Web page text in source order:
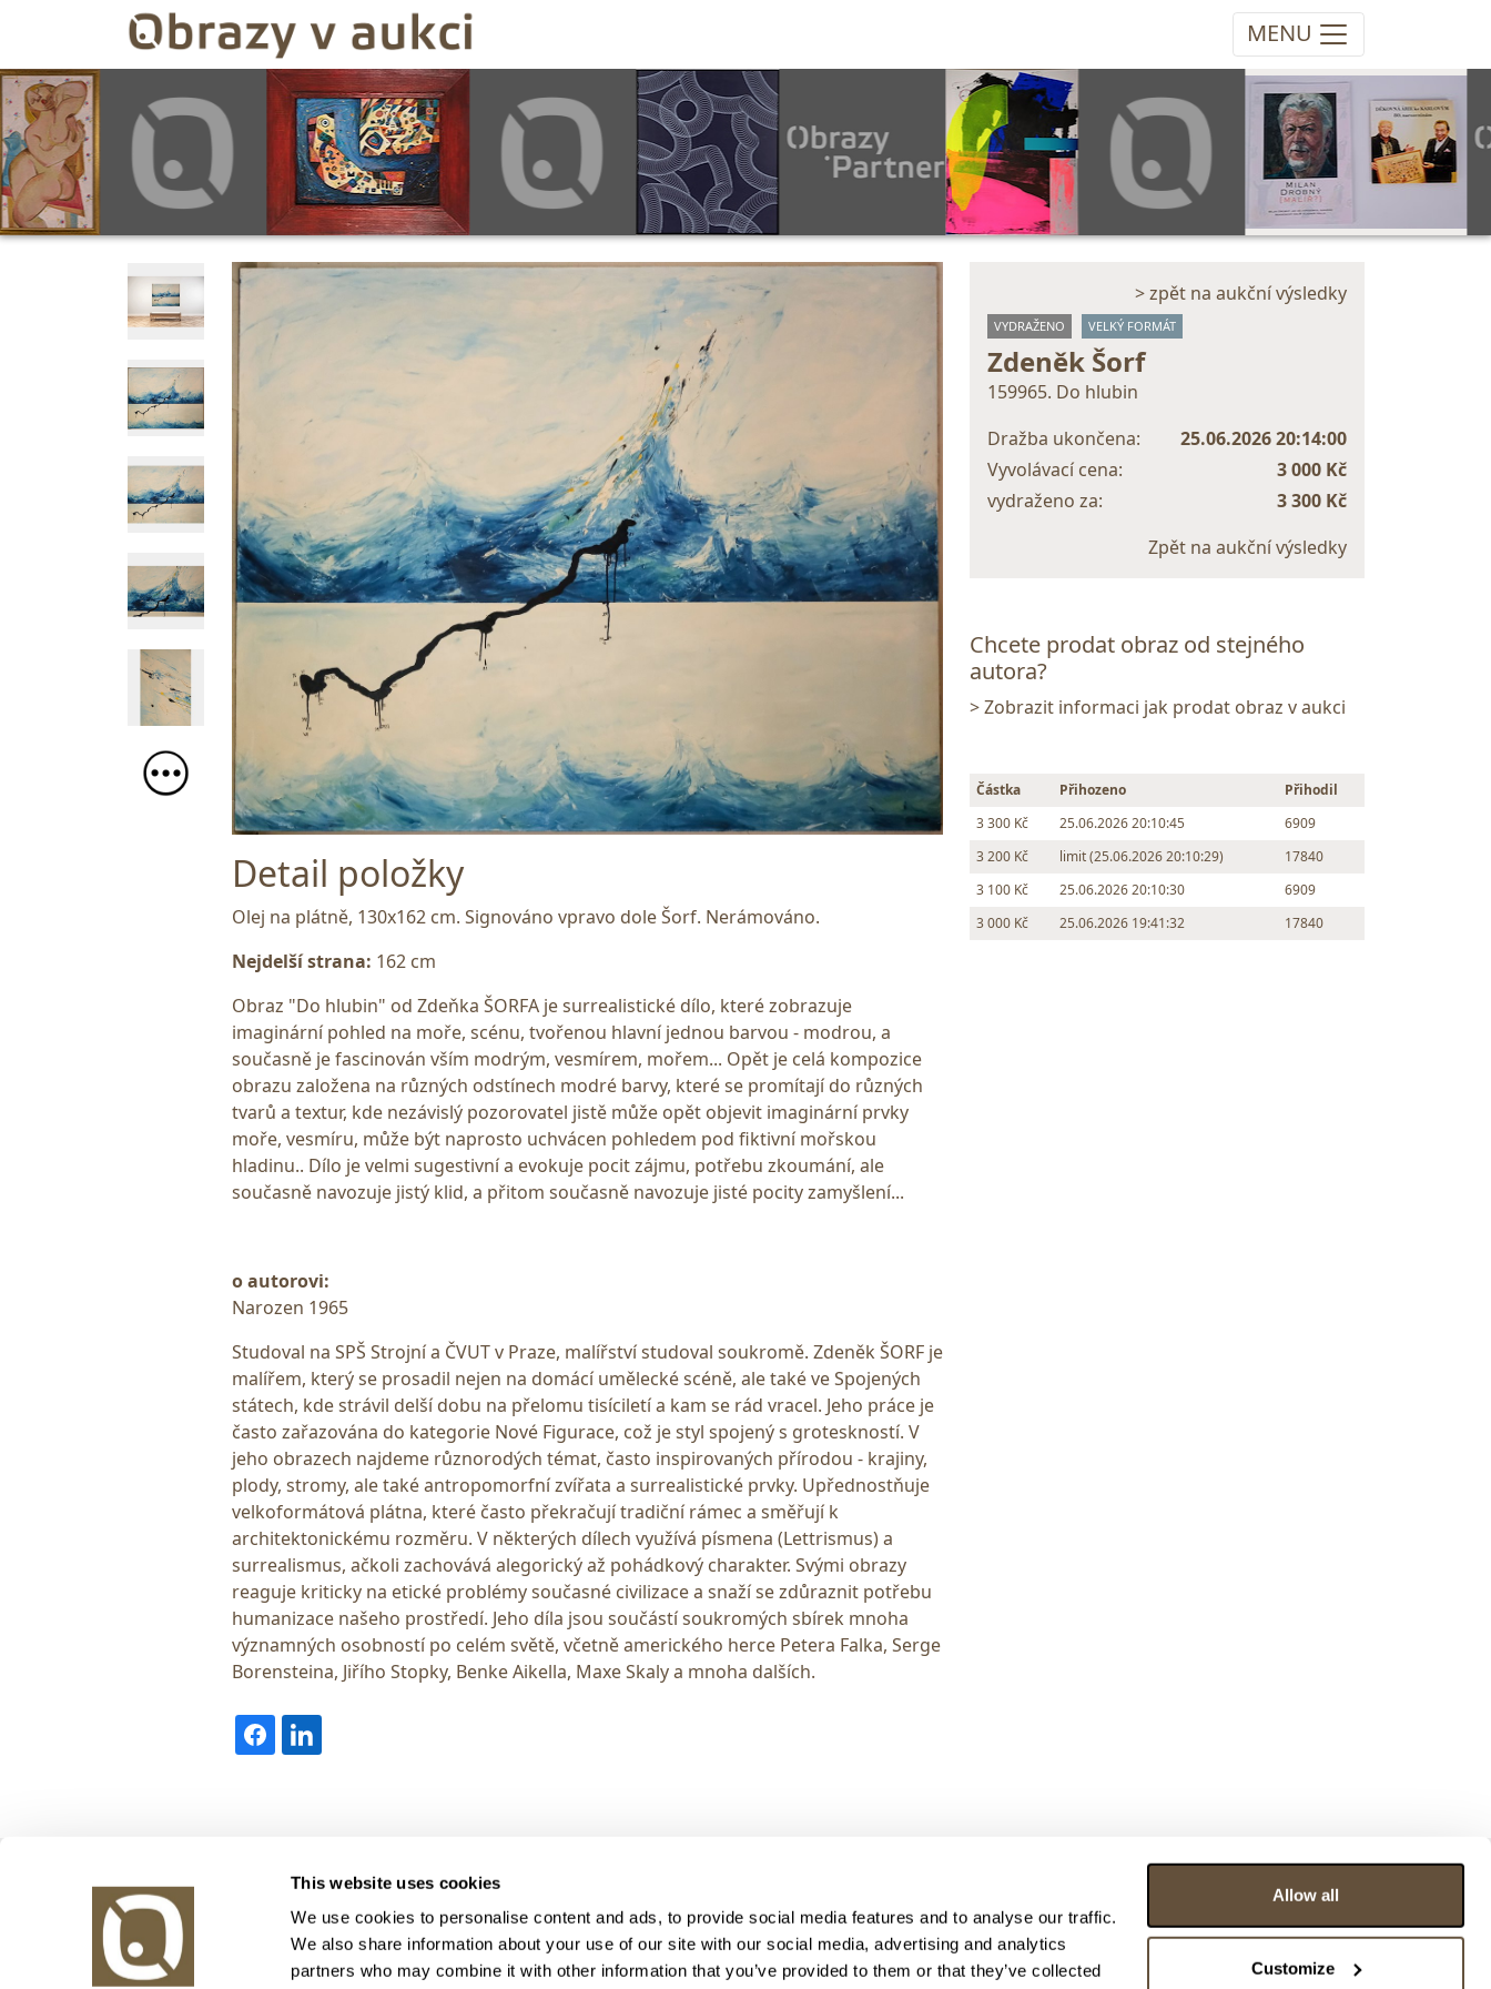
This website uses cookies
We use cookies to personalise content and ads, to provide social media features and to analyse our traffic.
We also share information about your use of our site with our social media, advertising and analytics
partners who may combine it with other information that you’ve provided to them or that they’ve collected
Allow all
Customize
MENU
Detail položky
Olej na plátně, 130x162 cm. Signováno vpravo dole Šorf. Nerámováno.
Nejdelší strana: 162 cm
Obraz "Do hlubin" od Zdeňka ŠORFA je surrealistické dílo, které zobrazuje
imaginární pohled na moře, scénu, tvořenou hlavní jednou barvou - modrou, a
současně je fascinován vším modrým, vesmírem, mořem... Opět je celá kompozice
obrazu založena na různých odstínech modré barvy, které se promítají do různých
tvarů a textur, kde nezávislý pozorovatel jistě může opět objevit imaginární prvky
moře, vesmíru, může být naprosto uchvácen pohledem pod fiktivní mořskou
hladinu.. Dílo je velmi sugestivní a evokuje pocit zájmu, potřebu zkoumání, ale
současně navozuje jistý klid, a přitom současně navozuje jisté pocity zamyšlení...
o autorovi:
Narozen 1965
Studoval na SPŠ Strojní a ČVUT v Praze, malířství studoval soukromě. Zdeněk ŠORF je
malířem, který se prosadil nejen na domácí umělecké scéně, ale také ve Spojených
státech, kde strávil delší dobu na přelomu tisíciletí a kam se rád vracel. Jeho práce je
často zařazována do kategorie Nové Figurace, což je styl spojený s groteskností. V
jeho obrazech najdeme různorodých témat, často inspirovaných přírodou - krajiny,
plody, stromy, ale také antropomorfní zvířata a surrealistické prvky. Upřednostňuje
velkoformátová plátna, které často překračují tradiční rámec a směřují k
architektonickému rozměru. V některých dílech využívá písmena (Lettrismus) a
surrealismus, ačkoli zachovává alegorický až pohádkový charakter. Svými obrazy
reaguje kriticky na etické problémy současné civilizace a snaží se zdůraznit potřebu
humanizace našeho prostředí. Jeho díla jsou součástí soukromých sbírek mnoha
významných osobností po celém světě, včetně amerického herce Petera Falka, Serge
Borensteina, Jiřího Stopky, Benke Aikella, Maxe Skaly a mnoha dalších.
> zpět na aukční výsledky
VYDRAŽENO VELKÝ FORMÁT
Zdeněk Šorf
159965. Do hlubin
Dražba ukončena:
25.06.2026 20:14:00
Vyvolávací cena:
3 000 Kč
vydraženo za:
3 300 Kč
Zpět na aukční výsledky
Chcete prodat obraz od stejného
autora?
> Zobrazit informaci jak prodat obraz v aukci
Částka Přihozeno
Přihodil
3 300 Kč
25.06.2026 20:10:45
6909
3 200 Kč
limit (25.06.2026 20:10:29)
17840
3 100 Kč
25.06.2026 20:10:30
6909
3 000 Kč
25.06.2026 19:41:32 17840
Korunní 972/75
130 00 Praha 3
tel.: +420 800 10 10 10, +420 737 196 183
E-mail: info@obrazyvaukci.cz
> Obchodní podmínky
> Kontakty
> GDPR